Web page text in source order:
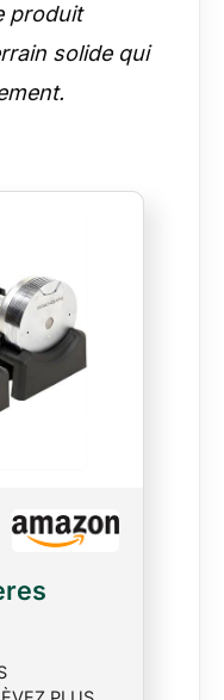
produit
solide qui